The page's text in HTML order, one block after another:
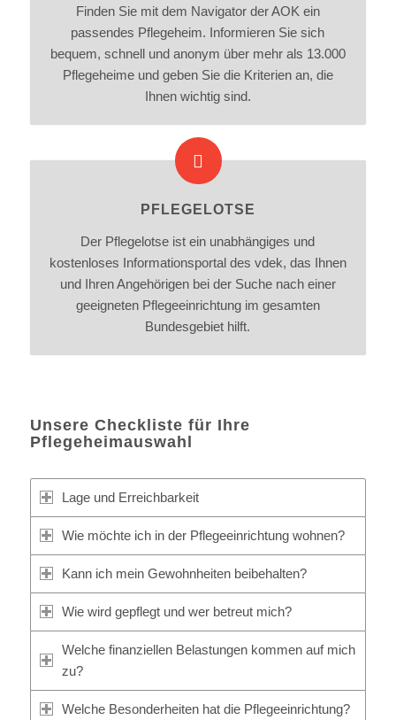
Finden Sie mit dem Navigator der AOK ein
passendes Pflegeheim. Informieren Sie sich
bequem, schnell und anonym über mehr als 13.000
Pflegeheime und geben Sie die Kriterien an, die
Ihnen wichtig sind.
PFLEGELOTSE
Der Pflegelotse ist ein unabhängiges und
kostenloses Informationsportal des vdek, das Ihnen
und Ihren Angehörigen bei der Suche nach einer
geeigneten Pflegeeinrichtung im gesamten
Bundesgebiet hilft.
Unsere Checkliste für Ihre
Pflegeheimauswahl
Lage und Erreichbarkeit
Wie möchte ich in der Pflegeeinrichtung wohnen?
Kann ich mein Gewohnheiten beibehalten?
Wie wird gepflegt und wer betreut mich?
Welche finanziellen Belastungen kommen auf mich
zu?
Welche Besonderheiten hat die Pflegeeinrichtung?